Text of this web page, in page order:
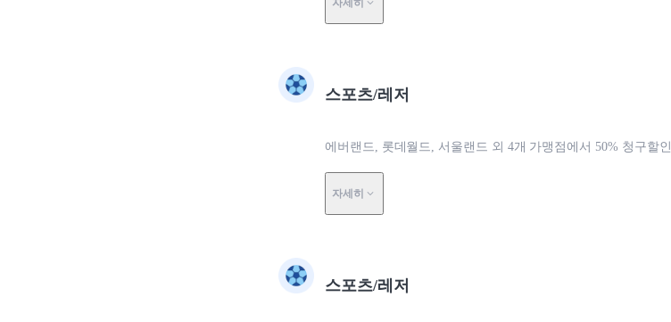
자세히
스포츠/레저
에버랜드, 롯데월드, 서울랜드 외 4개 가맹점에서 50% 청구할인
자세히
스포츠/레저